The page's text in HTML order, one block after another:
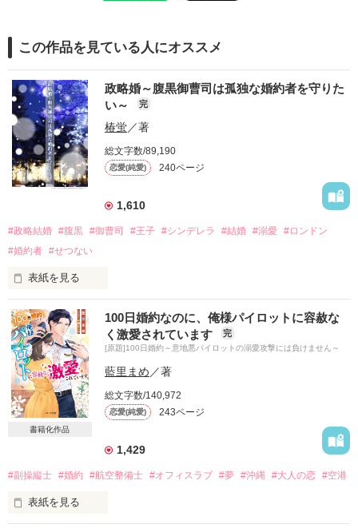
この作品を見ている人にオススメ
政略婚～腹黒御曹司は孤独な婚約者を守りた
い～
完
椿蛍／著
総文字数/89,190
恋愛(純愛) 240ページ
1,610
#政略結婚 #腹黒 #御曹司 #王子 #シンデレラ #結婚 #溺愛 #ロンドン
#婚約者 #せつない
表紙を見る
君を一人にしないために帰ってきた。
家族と思える人はいなくなってしまった―――一人になった私
にそうあなたは言ってくれた。
世話をしていた祖父が亡くなり、その遺言により井垣家の財産
すべてを相続することになった。
私には誰も味方がいなくなってしまった。
けれど、祖父が決めた婚約者がいた。
それは井垣財閥とは犬猿の仲である白河財閥の三男、白河壱
ているとも知らず―――
書籍化作品
100日婚約なのに、俺様パイロットに容赦な
く激愛されています
完
[原題]100日婚約～意地悪パイロットの溺愛攻撃には負けません～
藍里まめ ／著
総文字数/140,972
恋愛(純愛) 243ページ
1,429
#副操縦士 #婚約 #航空整備士 #オフィスラブ #夢 #沖縄 #大人の恋 #空港
表紙を見る